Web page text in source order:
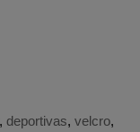
deportivas velcro